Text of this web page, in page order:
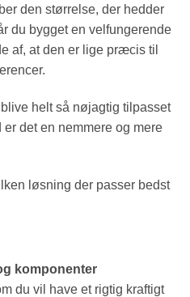
den størrelse, der hedder
du bygget en velfungerende
af, at den er lige præcis til
helt så nøjagtig tilpasset
det en nemmere og mere
løsning der passer bedst
komponenter
du vil have et rigtig kraftigt